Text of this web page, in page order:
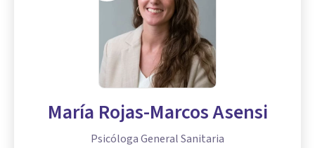
María Rojas-Marcos Asensi
Psicóloga General Sanitaria